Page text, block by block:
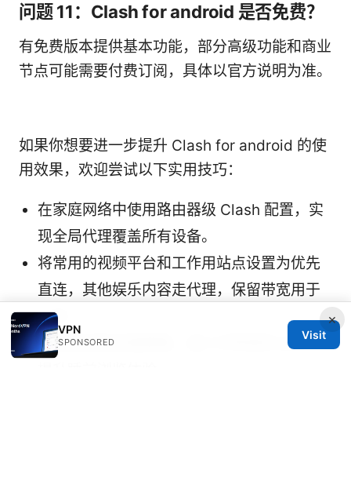
问题 11：Clash for android 是否免费？
有免费版本提供基本功能，部分高级功能和商业
节点可能需要付费订阅，具体以官方说明为准。
如果你想要进一步提升 Clash for android 的使
用效果，欢迎尝试以下实用技巧：
在家庭网络中使用路由器级 Clash 配置，实
现全局代理覆盖所有设备。
将常用的视频平台和工作用站点设置为优先
直连，其他娱乐内容走代理，保留带宽用于
工作。
设定夜间低负载策略，减少对带宽的占用，
×
VPN
SPONSORED
Visit